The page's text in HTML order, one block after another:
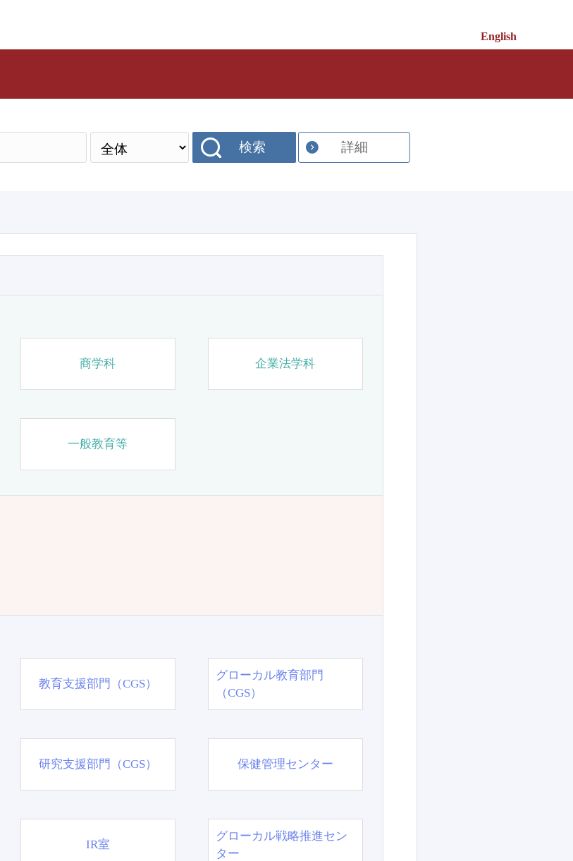
English
検索 詳細
商学科 企業法学科
一般教育等
教育支援部門（CGS）
グローカル教育部門
（CGS）
研究支援部門（CGS） 保健管理センター
IR室
グローカル戦略推進セン
ター